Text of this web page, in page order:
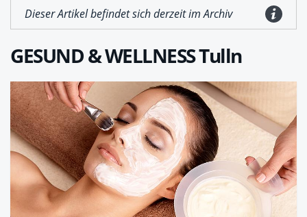
Dieser Artikel befindet sich derzeit im Archiv
GESUND & WELLNESS Tulln